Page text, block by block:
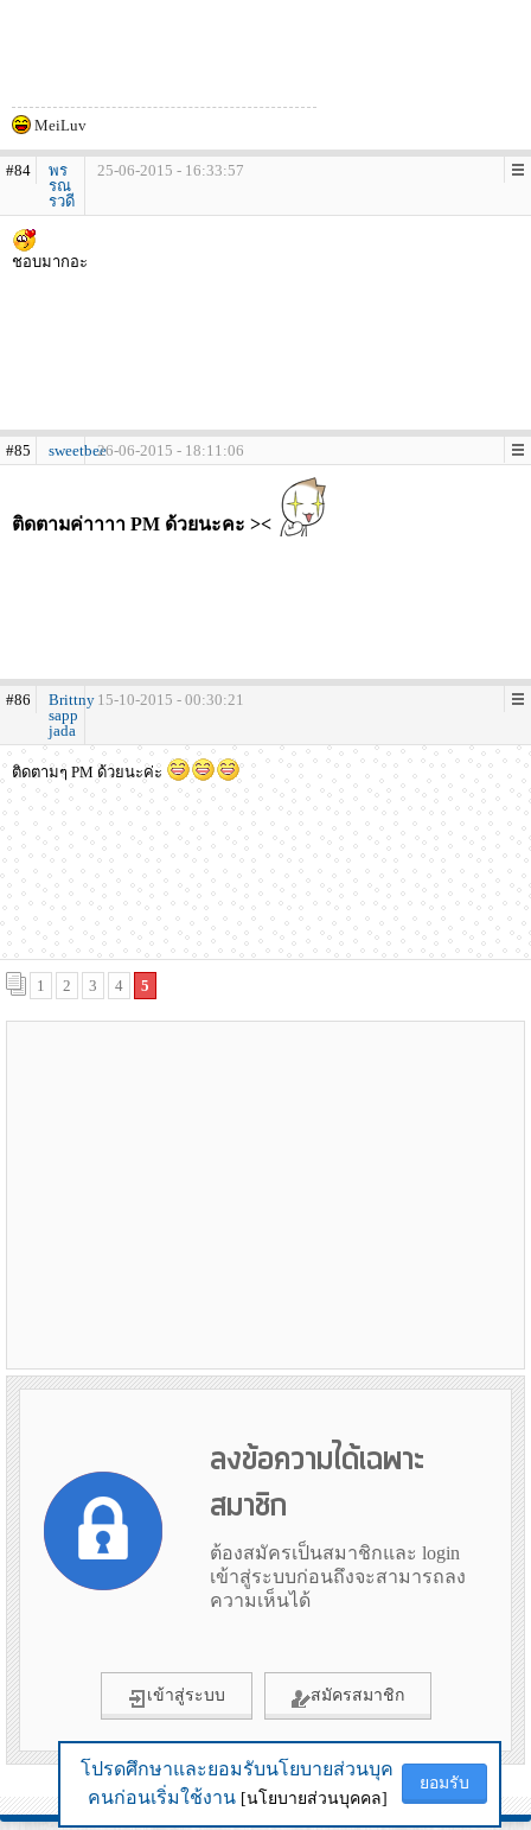
โปรดศึกษาและยอมรับนโยบายส่วนบุค
คนก่อนเริ่มใช้งาน [นโยบายส่วนบุคคล]
ยอมรับ
MeiLuv
#84
พร
รณ
รวดี
25-06-2015 - 16:33:57
ชอบมากอะ
#85 sweetbee26-06-2015 - 18:11:06
ติดตามค่าาาา PM ด้วยนะคะ ><
#86
Brittny
sapp
jada
15-10-2015 - 00:30:21
ติดตามๆ PM ด้วยนะค่ะ
1 2 3 4 5
ลงข้อความได้เฉพาะ
สมาชิก
ต้องสมัครเป็นสมาชิกและ login
เข้าสู่ระบบก่อนถึงจะสามารถลง
ความเห็นได้
เข้าสู่ระบบ สมัครสมาชิก
ข้อมูลเมื่อ 5th August 2026 21:59
โปรดศึกษาและยอมรับนโยบายส่วนบุค
คนก่อนเริ่มใช้งาน [นโยบายส่วนบุคคล]
ยอมรับ